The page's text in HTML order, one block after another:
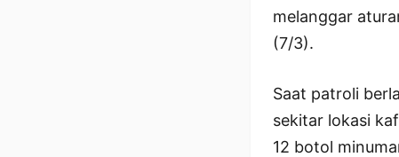
melanggar
(7/3).
Saat patroli
sekitar lokasi
12 botol